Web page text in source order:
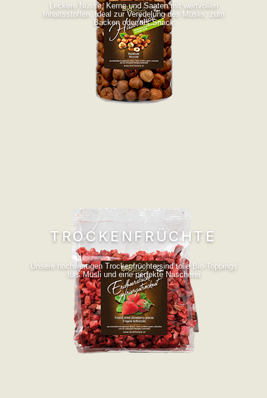
Leckere Nüsse, Kerne und Saaten mit wertvollen
Inhaltsstoffen. Ideal zur Veredelung des Müslis, zum
Backen oder als Snack
TROCKENFRÜCHTE
Unsere hochwertigen Trockenfrüchte sind tolle Bio-Toppings
fürs Müsli und eine perfekte Nascherei